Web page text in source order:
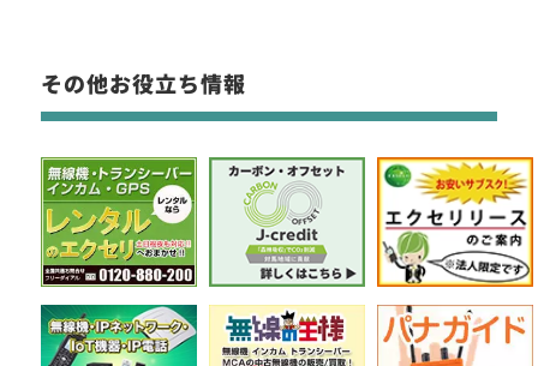
その他お役立ち情報